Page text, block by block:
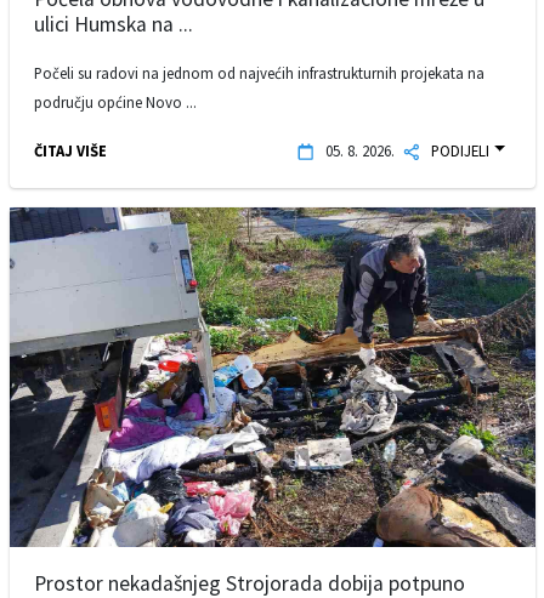
ulici Humska na ...
Počeli su radovi na jednom od najvećih infrastrukturnih projekata na
području općine Novo ...
ČITAJ VIŠE 05. 8. 2026. PODIJELI
Prostor nekadašnjeg Strojorada dobija potpuno